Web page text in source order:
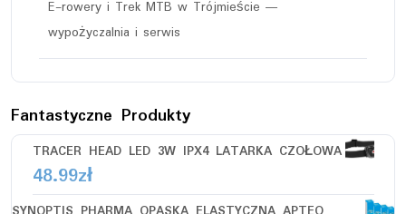
E-rowery i Trek MTB w Trójmieście —
wypożyczalnia i serwis
Fantastyczne Produkty
TRACER HEAD LED 3W IPX4 LATARKA CZOŁOWA
48.99zł